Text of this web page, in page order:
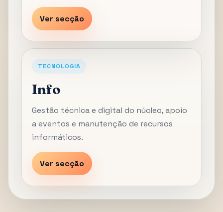
Ver secção
TECNOLOGIA
Info
Gestão técnica e digital do núcleo, apoio
a eventos e manutenção de recursos
informáticos.
Ver secção